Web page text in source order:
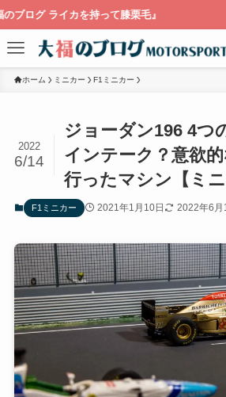
栗毛』
ホーム ミニカー F1ミニカー
ジョーダン196 4つ
インテーク？意欲
行ったマシン【ミニ
2022
6/14
F1ミニカー 2021年1月10日 2022年6月